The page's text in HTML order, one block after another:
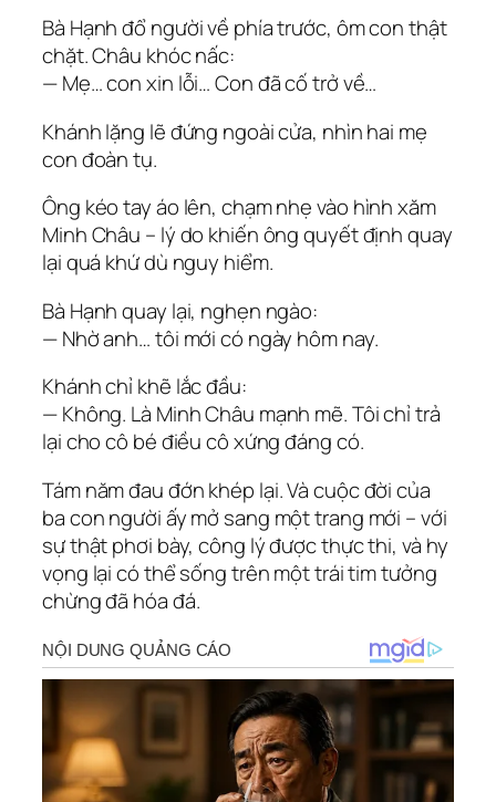
Bà Hạnh đổ người về phía trước, ôm con thật
chặt. Châu khóc nấc:
— Mẹ… con xin lỗi… Con đã cố trở về…
Khánh lặng lẽ đứng ngoài cửa, nhìn hai mẹ
con đoàn tụ.
Ông kéo tay áo lên, chạm nhẹ vào hình xăm
Minh Châu – lý do khiến ông quyết định quay
lại quá khứ dù nguy hiểm.
Bà Hạnh quay lại, nghẹn ngào:
— Nhờ anh… tôi mới có ngày hôm nay.
Khánh chỉ khẽ lắc đầu:
— Không. Là Minh Châu mạnh mẽ. Tôi chỉ trả
lại cho cô bé điều cô xứng đáng có.
Tám năm đau đớn khép lại. Và cuộc đời của
ba con người ấy mở sang một trang mới – với
sự thật phơi bày, công lý được thực thi, và hy
vọng lại có thể sống trên một trái tim tưởng
chừng đã hóa đá.